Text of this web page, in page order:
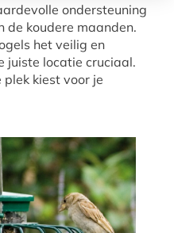
ondersteuning
de koudere maanden.
het veilig en
juiste locatie cruciaal.
plek kiest voor je